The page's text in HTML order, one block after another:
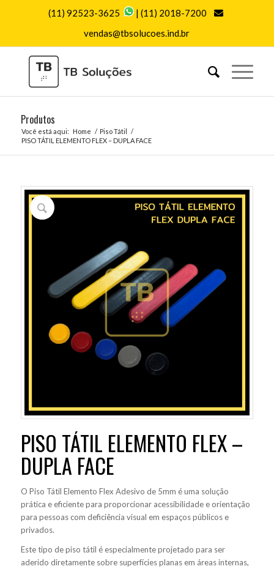
(11) 92523-3625 |(11) 2018-7200
vendas@tbsolucoes.ind.br
Produtos
Você está aqui: Home / Piso Tátil /
PISO TÁTIL ELEMENTO FLEX – DUPLA FACE
PISO TÁTIL ELEMENTO FLEX –
DUPLA FACE
O Piso Tátil Elemento Flex Adesivo de 5mm é uma solução
prática e eficiente para proporcionar acessibilidade e orientação
para pessoas com deficiência visual em espaços públicos e
privados.
Este tipo de piso tátil é especialmente projetado para ser
aderido diretamente sobre superfícies planas em áreas internas,